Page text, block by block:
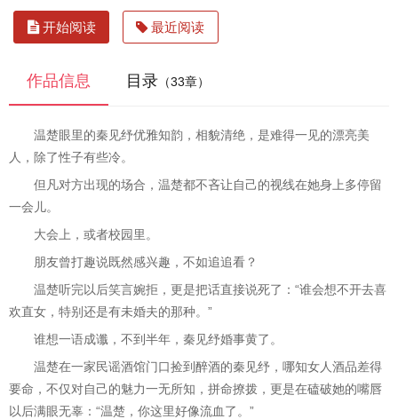
开始阅读 最近阅读
作品信息 目录 （33章）
温楚眼里的秦见纾优雅知韵，相貌清绝，是难得一见的漂亮美
人，除了性子有些冷。
但凡对方出现的场合，温楚都不吝让自己的视线在她身上多停留
一会儿。
大会上，或者校园里。
朋友曾打趣说既然感兴趣，不如追追看？
温楚听完以后笑言婉拒，更是把话直接说死了：“谁会想不开去喜
欢直女，特别还是有未婚夫的那种。”
谁想一语成谶，不到半年，秦见纾婚事黄了。
温楚在一家民谣酒馆门口捡到醉酒的秦见纾，哪知女人酒品差得
要命，不仅对自己的魅力一无所知，拼命撩拨，更是在磕破她的嘴唇
以后满眼无辜：“温楚，你这里好像流血了。”